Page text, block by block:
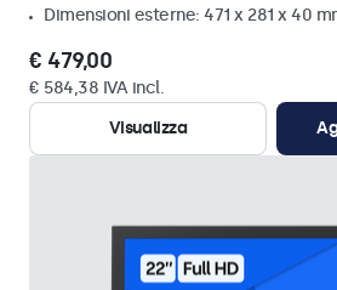
Dimensioni esterne: 471 x 281 x 40
€ 479,00
€ 584,38 IVA incl.
Visualizza